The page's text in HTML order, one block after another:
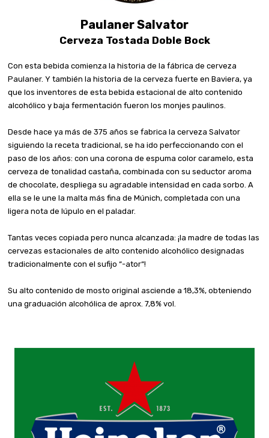
Paulaner Salvator
Cerveza Tostada Doble Bock
Con esta bebida comienza la historia de la fábrica de cerveza
Paulaner. Y también la historia de la cerveza fuerte en Baviera, ya
que los inventores de esta bebida estacional de alto contenido
alcohólico y baja fermentación fueron los monjes paulinos.
Desde hace ya más de 375 años se fabrica la cerveza Salvator
siguiendo la receta tradicional, se ha ido perfeccionando con el
paso de los años: con una corona de espuma color caramelo, esta
cerveza de tonalidad castaña, combinada con su seductor aroma
de chocolate, despliega su agradable intensidad en cada sorbo. A
ella se le une la malta más fina de Múnich, completada con una
ligera nota de lúpulo en el paladar.
Tantas veces copiada pero nunca alcanzada: ¡la madre de todas las
cervezas estacionales de alto contenido alcohólico designadas
tradicionalmente con el sufijo “-ator“!
Su alto contenido de mosto original asciende a 18,3%, obteniendo
una graduación alcohólica de aprox. 7,8% vol.